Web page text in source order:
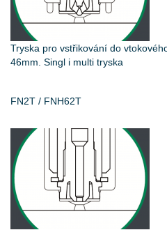
Tryska pro vstřikování do
46mm. Singl i multi tryska
FN2T / FNH62T